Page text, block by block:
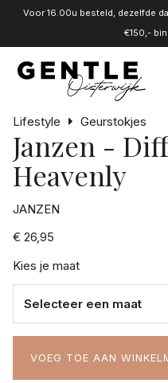
Voor 16.00u besteld, dezelfde
€150,-
Lifestyle Geurstokjes
Janzen -
Heavenly
JANZEN
€ 26,95
Kies je maat
VOEG TOE AAN